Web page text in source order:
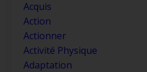
Acquis
Action
Actionner
Activité Physique
Adaptation